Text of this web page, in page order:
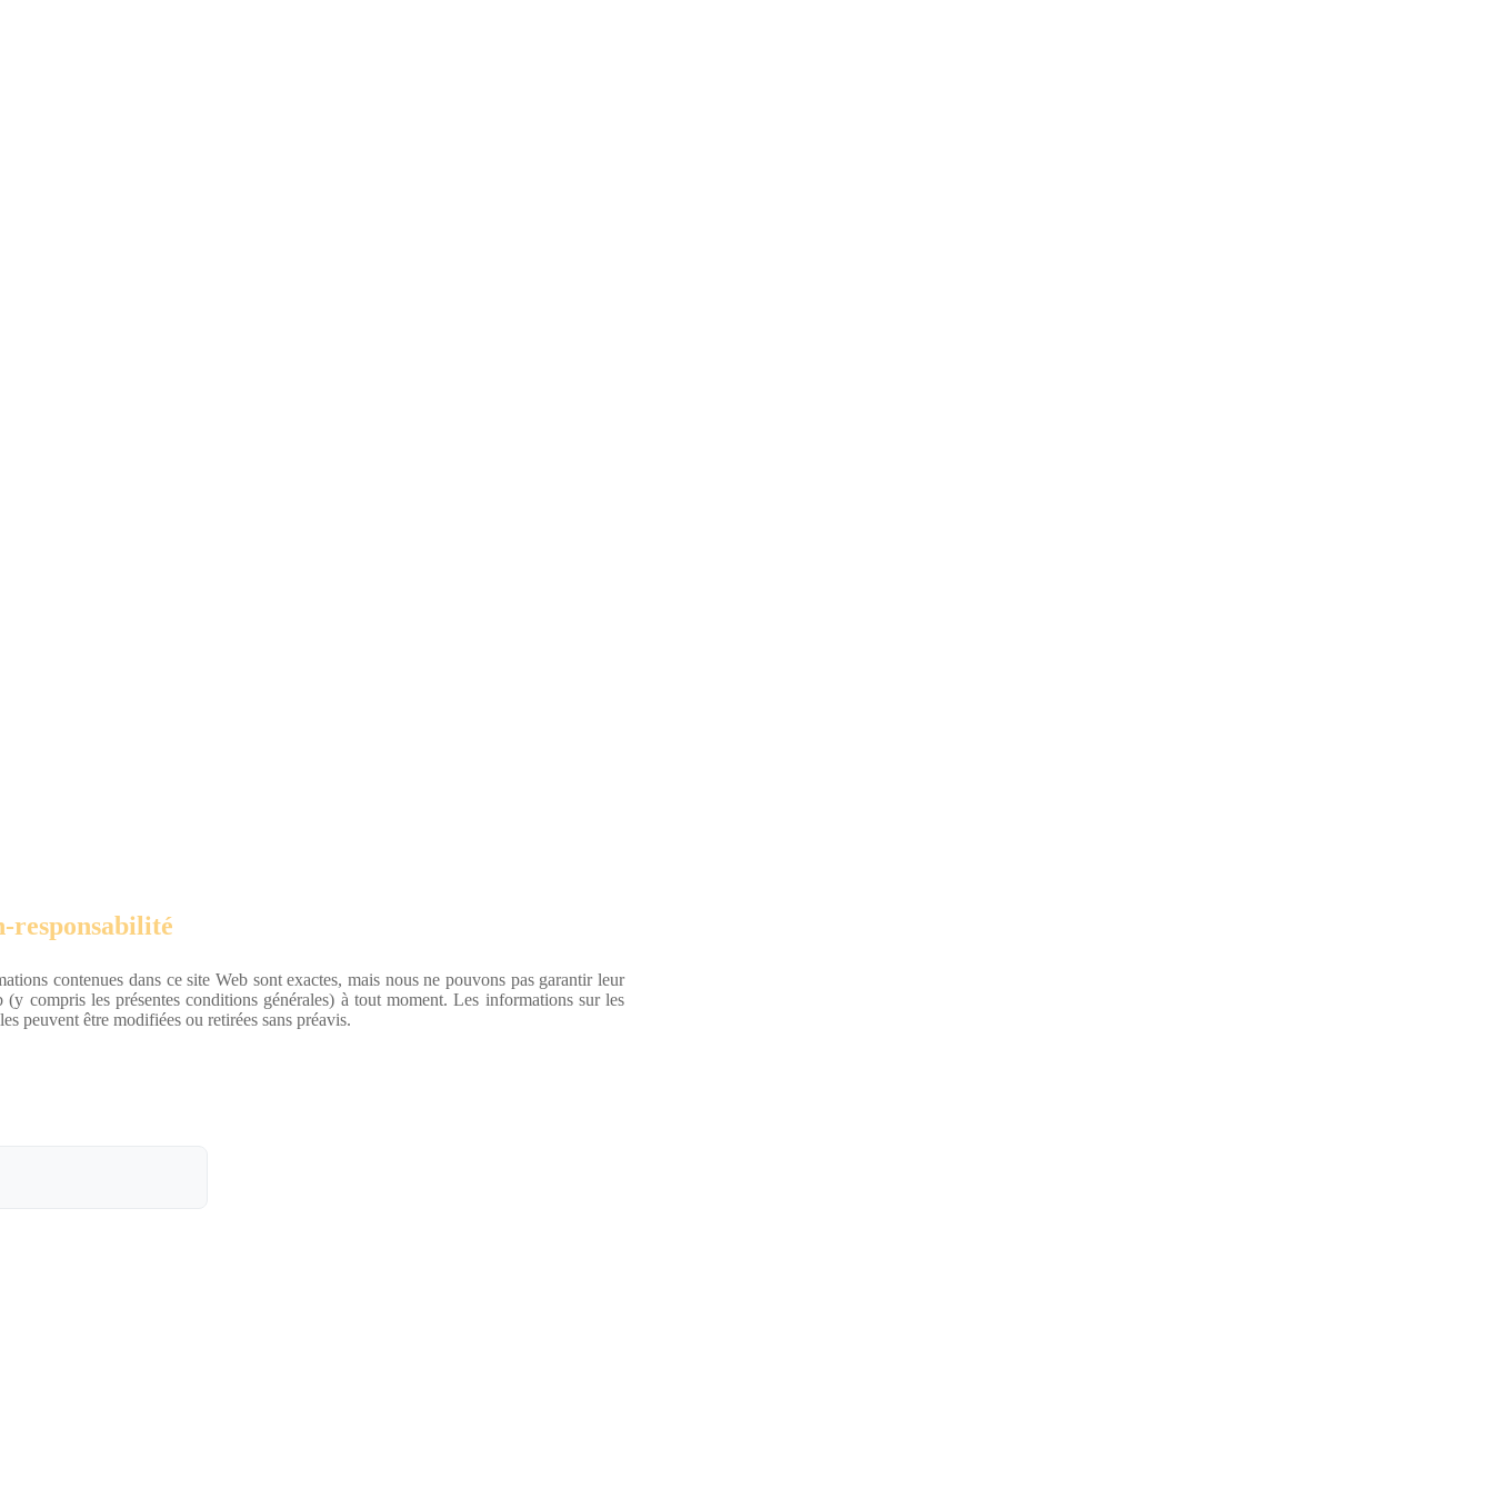
responsabilité
contenues dans ce site Web sont exactes, mais nous ne pouvons pas garantir leur
compris les présentes conditions générales) à tout moment. Les informations sur les
peuvent être modifiées ou retirées sans préavis.